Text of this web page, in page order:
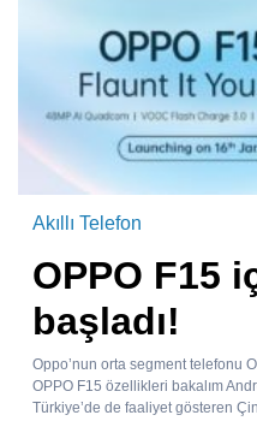
Akıllı Telefon
OPPO F15
başladı!
Oppo’nun orta segment telefonu
OPPO F15 özellikleri bakalım
Türkiye’de de faaliyet gösteren